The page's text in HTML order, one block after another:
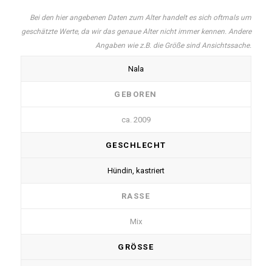
Bei den hier angebenen Daten zum Alter handelt es sich oftmals um
geschätzte Werte, da wir das genaue Alter nicht immer kennen. Andere
Angaben wie z.B. die Größe sind Ansichtssache.
Nala
GEBOREN
ca. 2009
GESCHLECHT
Hündin, kastriert
RASSE
Mix
GRÖSSE